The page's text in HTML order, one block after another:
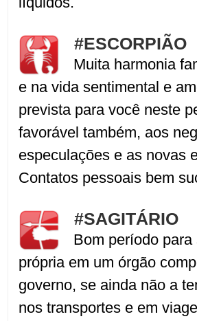
#ESCORPIÃO
Muita harmonia
e na vida sentimental e
prevista para você neste
favorável também, aos
especulações e as novas
Contatos pessoais bem
#SAGITÁRIO
Bom período
própria em um órgão
governo, se ainda não a
nos transportes e em